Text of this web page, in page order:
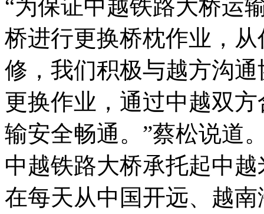
“为保证中越铁路大桥运
桥进行更换桥枕作业，
修，我们积极与越方沟
更换作业，通过中越双
输安全畅通。”蔡松说道
中越铁路大桥承托起中
在每天从中国开远、越